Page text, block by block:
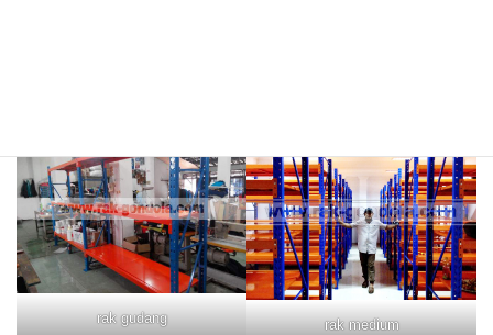
rak gudang rak medium